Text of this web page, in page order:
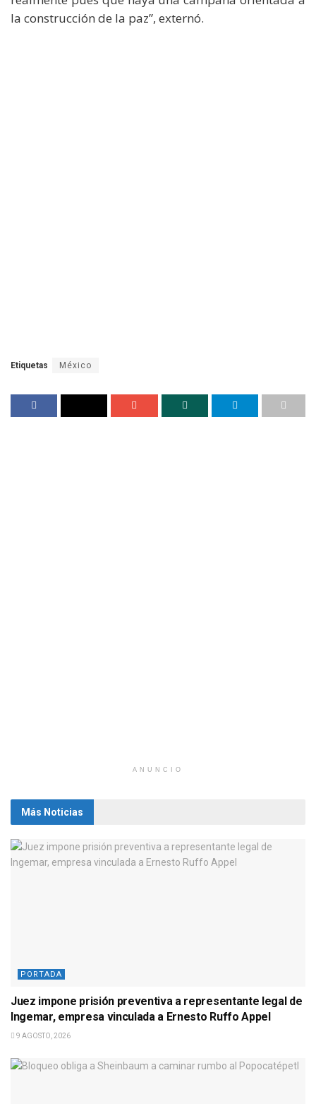
la construcción de la paz”, externó.
Etiquetas México
ANUNCIO
Más Noticias
PORTADA
Juez impone prisión preventiva a representante legal de
Ingemar, empresa vinculada a Ernesto Ruffo Appel
9 AGOSTO, 2026